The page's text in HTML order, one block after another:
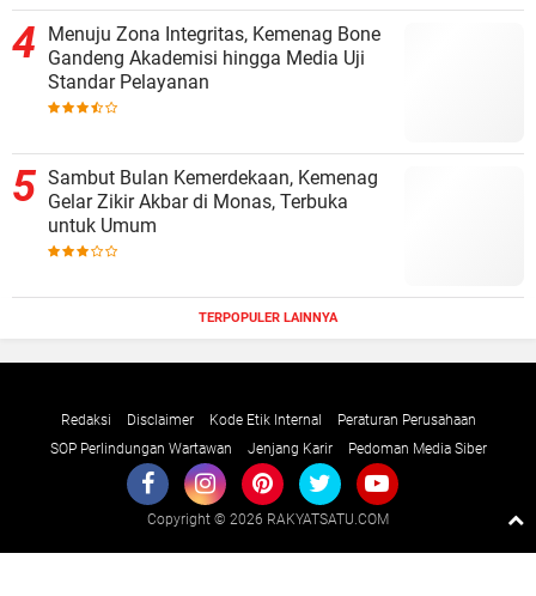
Menuju Zona Integritas, Kemenag Bone
Gandeng Akademisi hingga Media Uji
Standar Pelayanan
Sambut Bulan Kemerdekaan, Kemenag
Gelar Zikir Akbar di Monas, Terbuka
untuk Umum
TERPOPULER LAINNYA
Redaksi Disclaimer Kode Etik Internal
Peraturan Perusahaan
SOP Perlindungan Wartawan
Jenjang Karir Pedoman Media Siber
Copyright © 2026 RAKYATSATU.COM
Raushan